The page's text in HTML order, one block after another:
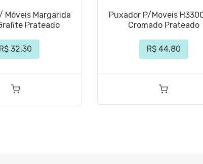
Móveis Margarida
Prateado
R$ 32,30
Puxador P/Moveis
Cromado Prateado
R$ 44,80